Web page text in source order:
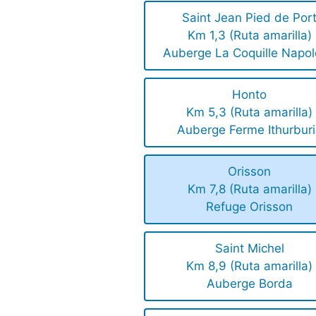
Saint Jean Pied de Port
Km 1,3 (Ruta amarilla)
Auberge La Coquille
Honto
Km 5,3 (Ruta amarilla)
Auberge Ferme
Orisson
Km 7,8 (Ruta amarilla)
Refuge Orisson
Saint Michel
Km 8,9 (Ruta amarilla)
Auberge Borda